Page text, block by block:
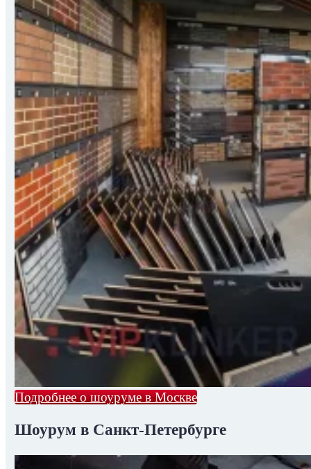
Подробнее о шоуруме в Москве
Шоурум в Санкт-Петербурге